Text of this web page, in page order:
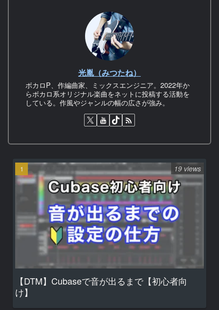
光胤（みつたね）
ボカロP、作編曲家、ミックスエンジニア。2022年か
らボカロ系オリジナル楽曲をネットに投稿する活動を
している。作風やジャンルの幅の広さが強み。
【DTM】Cubaseで音が出るまで【初心者向
け】
19 views